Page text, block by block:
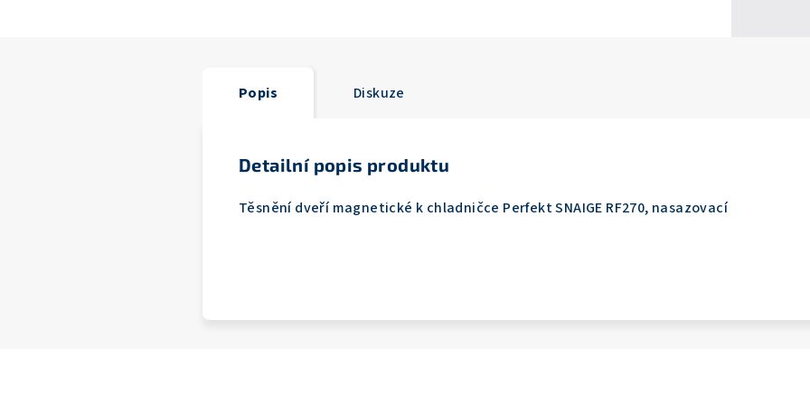
Popis Diskuze
Detailní popis produktu
Těsnění dveří magnetické k chladničce Perfekt SNAIGE RF270, nasazovací